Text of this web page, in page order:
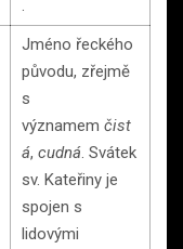
Jméno řeckého
původu, zřejmě
s
významem čist
á, cudná . Svátek
sv. Kateřiny je
spojen s
lidovými